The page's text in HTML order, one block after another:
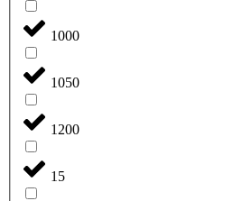
1000
1050
1200
15